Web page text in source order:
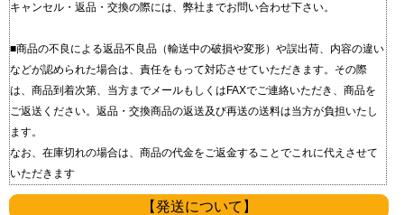
キャンセル・返品・交換の際には、弊社までお問い合わせ下さい。
■商品の不良による返品 不良品（輸送中の破損や変形）や誤出荷、内容の違い
などが認められた場合は、責任をもって対応させていただきます。 その際
は、商品到着次第、当方までメールもしくはFAXでご連絡いただき、商品を
ご返送ください。 返品・交換商品の返送及び再送の送料は当方が負担いたし
ます。
なお、在庫切れの場合は、商品の代金をご返金することでこれに代えさせて
いただきます
【発送について】